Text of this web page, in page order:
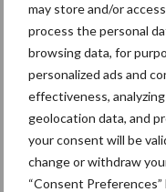
may store and/or
process the personal
browsing data, for
personalized ads and
effectiveness,
geolocation data, and
your consent will be
change or withdraw
“Consent
22 dec